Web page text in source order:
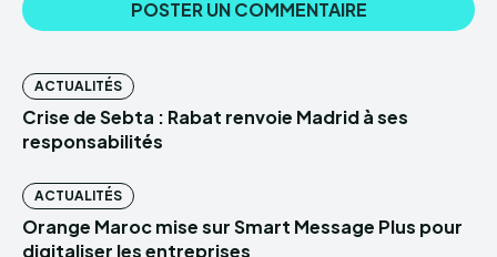
ACTUALITÉS
Crise de Sebta : Rabat renvoie Madrid à ses
responsabilités
ACTUALITÉS
Orange Maroc mise sur Smart Message Plus pour
digitaliser les entreprises